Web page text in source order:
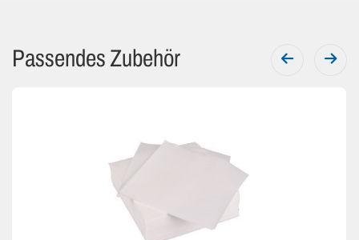
Passendes Zubehör